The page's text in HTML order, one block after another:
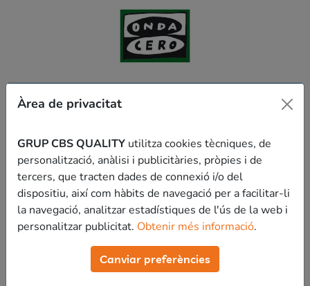
Àrea de privacitat
GRUP CBS QUALITY utilitza cookies tècniques, de
personalització, anàlisi i publicitàries, pròpies i de
tercers, que tracten dades de connexió i/o del
dispositiu, així com hàbits de navegació per a facilitar-li
la navegació, analitzar estadístiques de l'ús de la web i
personalitzar publicitat. Obtenir més informació.
Canviar preferències